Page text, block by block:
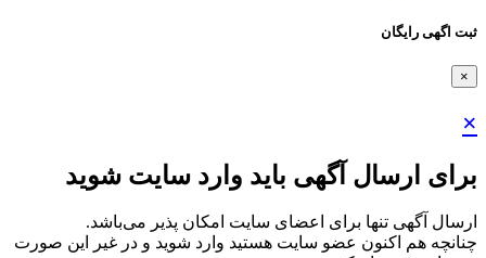
ثبت اگهی رایگان
×
×
برای ارسال آگهی باید وارد سایت شوید
ارسال آگهی تنها برای اعضای سایت امکان پذیر می‌باشد.
چنانچه هم‌ اکنون عضو سایت هستید وارد شوید و در غیر این صورت